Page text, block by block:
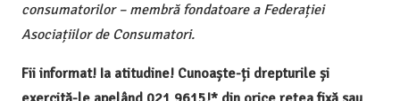
consumatorilor – membră fondatoare a Federației
Asociațiilor de Consumatori.
Fii informat! Ia atitudine! Cunoaște-ți drepturile și